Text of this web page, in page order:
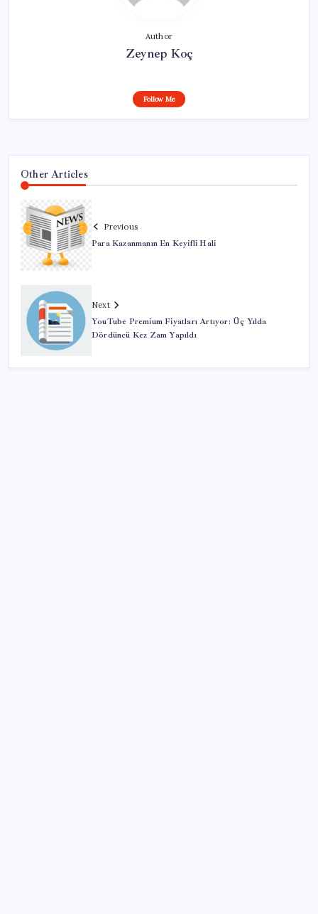
Author
Zeynep Koç
Follow Me
Other Articles
Previous
Para Kazanmanın En Keyifli Hali
Next
YouTube Premium Fiyatları Artıyor: Üç Yılda
Dördüncü Kez Zam Yapıldı